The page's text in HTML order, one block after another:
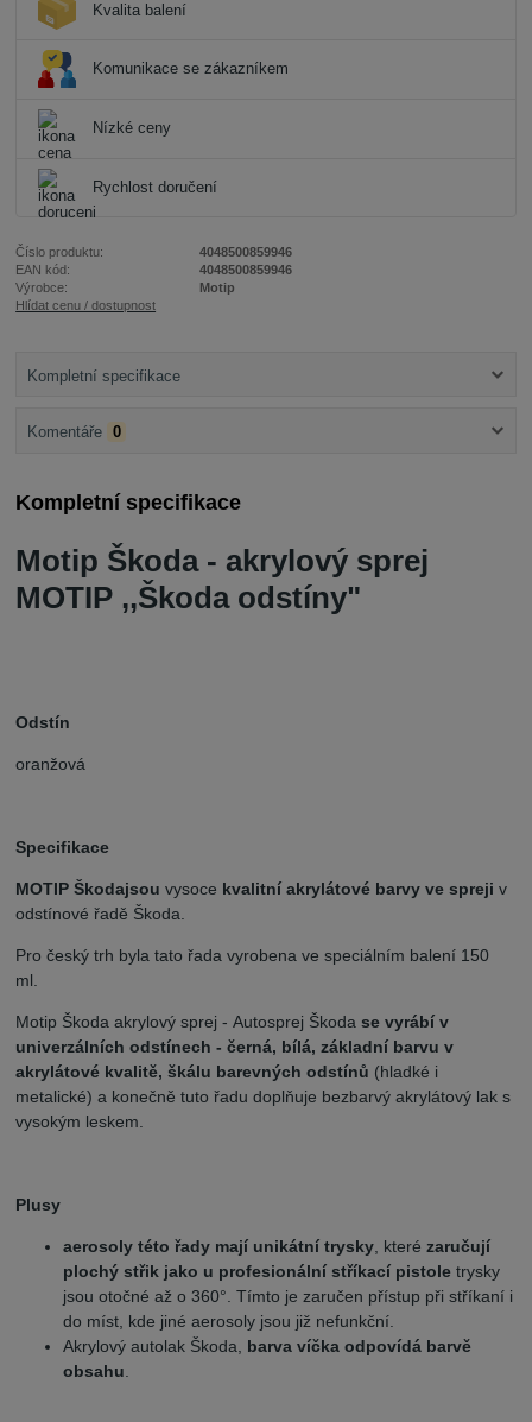
Kvalita balení
Komunikace se zákazníkem
Nízké ceny
Rychlost doručení
Číslo produktu:
4048500859946
EAN kód:
4048500859946
Výrobce:
Motip
Hlídat cenu / dostupnost
Kompletní specifikace
Komentáře 0
Kompletní specifikace
Motip Škoda - akrylový sprej
MOTIP ,,Škoda odstíny"
Odstín
oranžová
Specifikace
MOTIP Škodajsou vysoce kvalitní akrylátové barvy ve spreji v
odstínové řadě Škoda.
Pro český trh byla tato řada vyrobena ve speciálním balení 150
ml.
Motip Škoda akrylový sprej - Autosprej Škodase vyrábí v
univerzálních odstínech - černá, bílá, základní barvu v
akrylátové kvalitě, škálu barevných odstínů (hladké i
metalické) a konečně tuto řadu doplňuje bezbarvý akrylátový lak s
vysokým leskem.
Plusy
aerosoly této řady mají unikátní trysky , kterézaručují
plochý střik jako u profesionální stříkací pistole trysky
jsou otočné až o 360°. Tímto je zaručen přístup při stříkaní i
do míst, kde jiné aerosoly jsou již nefunkční.
Akrylový autolak Škoda, barva víčka odpovídá barvě
obsahu